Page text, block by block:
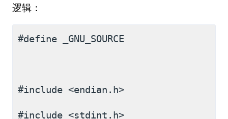
逻辑：
#include <endian.h>
#include <stdint.h>